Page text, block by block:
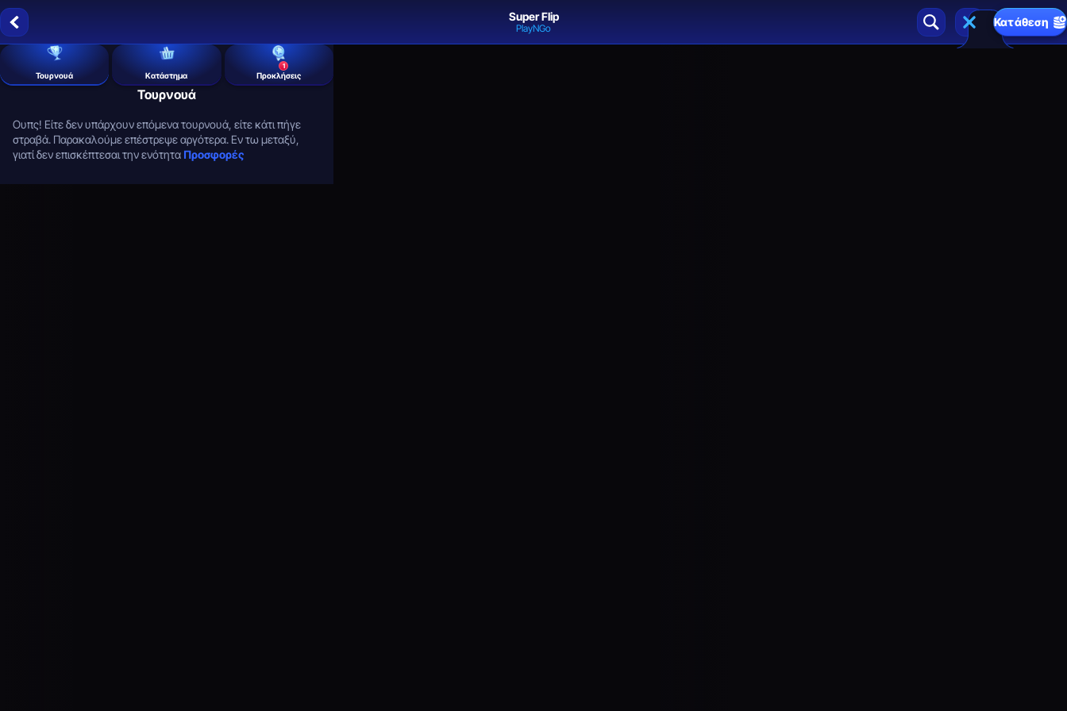
Super Flip
PlayNGo Κατάθεση
Τουρνουά Κατάστημα
1
Προκλήσεις
Τουρνουά
Ουπς! Είτε δεν υπάρχουν επόμενα τουρνουά, είτε κάτι πήγε
στραβά. Παρακαλούμε επέστρεψε αργότερα. Εν τω μεταξύ,
γιατί δεν επισκέπτεσαι την ενότητα Προσφορές